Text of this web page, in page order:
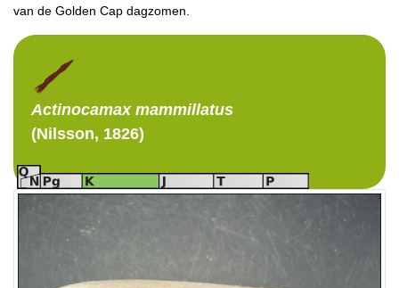
van de Golden Cap dagzomen.
Actinocamaxmammillatus
(Nilsson, 1826)